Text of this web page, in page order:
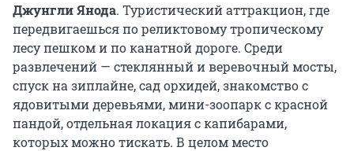
Джунгли Янода. Туристический аттракцион, где
передвигаешься по реликтовому тропическому
лесу пешком и по канатной дороге. Среди
развлечений — стеклянный и веревочный мосты,
спуск на зиплайне, сад орхидей, знакомство с
ядовитыми деревьями, мини-зоопарк с красной
пандой, отдельная локация с капибарами,
которых можно тискать. В целом место